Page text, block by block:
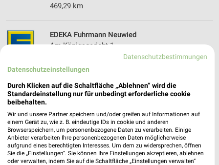
469,29 km
EDEKA Fuhrmann Neuwied
Am Königsgericht 1
Heute 08:00 - 20:00 Uhr |
466,84 km
EDEKA Albers RHEINBROHL
HAUPTSTR.31
56598 RHEINBROHL
Heute 07:30 - 19:00 Uhr | Geöffnet
Datenschutzbestimmungen
Datenschutzeinstellungen
Durch Klicken auf die Schaltfläche „Ablehnen“ wird die
Standardeinstellung nur für unbedingt erforderliche cookie
beibehalten.
Wir und unsere Partner speichern und/oder greifen auf Informationen auf
einem Gerät zu, wie z. B. eindeutige IDs in cookie und anderen
Browserspeichern, um personenbezogene Daten zu verarbeiten. Einige
Anbieter verarbeiten Ihre personenbezogenen Daten möglicherweise
aufgrund eines berechtigten Interesses. Um dem zu widersprechen, öffnen
Sie die „Einstellungen“. Sie können Ihre Einstellungen akzeptieren, ablehnen
oder verwalten, indem Sie auf die Schaltfläche „Einstellungen verwalten“